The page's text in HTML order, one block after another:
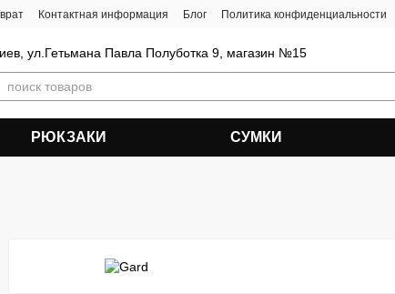
Контактная информация Блог Политика конфиденциальности
ул.Гетьмана Павла Полуботка 9, магазин №15
РЮКЗАКИ СУМКИ